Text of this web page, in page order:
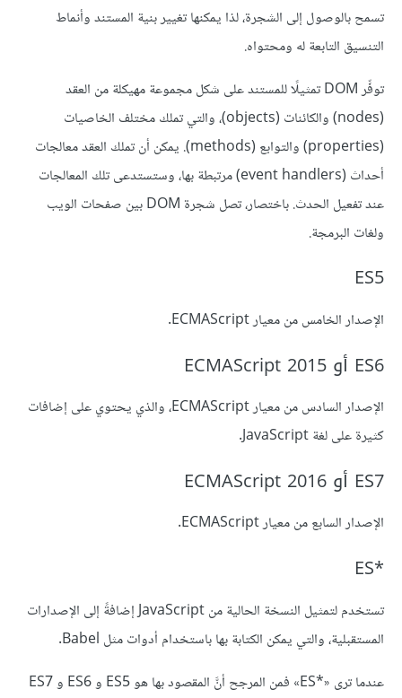
تسمح بالوصول إلى الشجرة، لذا يمكنها تغيير بنية المستند وأنماط
التنسيق التابعة له ومحتواه.
توفِّر DOM تمثيلًا للمستند على شكل مجموعة مهيكلة من العقد
(nodes) والكائنات (objects)، والتي تملك مختلف الخاصيات
(properties) والتوابع (methods). يمكن أن تملك العقد معالجات
أحداث (event handlers) مرتبطة بها، وستستدعى تلك المعالجات
عند تفعيل الحدث. باختصار، تصل شجرة DOM بين صفحات الويب
ولغات البرمجة.
ES5
الإصدار الخامس من معيار ECMAScript.
ES6 أو ECMAScript 2015
الإصدار السادس من معيار ECMAScript، والذي يحتوي على إضافات
كثيرة على لغة JavaScript.
ES7 أو ECMAScript 2016
الإصدار السابع من معيار ECMAScript.
ES*‎
تستخدم لتمثيل النسخة الحالية من JavaScript إضافةً إلى الإصدارات
المستقبلية، والتي يمكن الكتابة بها باستخدام أدوات مثل Babel.
عندما ترى «ES*‎» فمن المرجح أنَّ المقصود بها هو ES5 و ES6 و ES7